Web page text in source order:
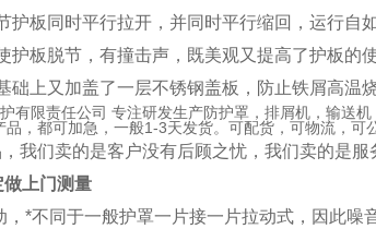
板同时平行拉开，并同时平行缩回，运行自如
板脱节，有撞击声，既美观又提高了护板的使
上又加盖了一层不锈钢盖板，防止铁屑高温烧
有限责任公司 专注研发生产防护罩，排屑机，输送
，都可加急，一般1-3天发货。可配货，可物流，可
我们卖的是客户没有后顾之忧，我们卖的是服
上门测量
*不同于一般护罩一片接一片拉动式，因此噪